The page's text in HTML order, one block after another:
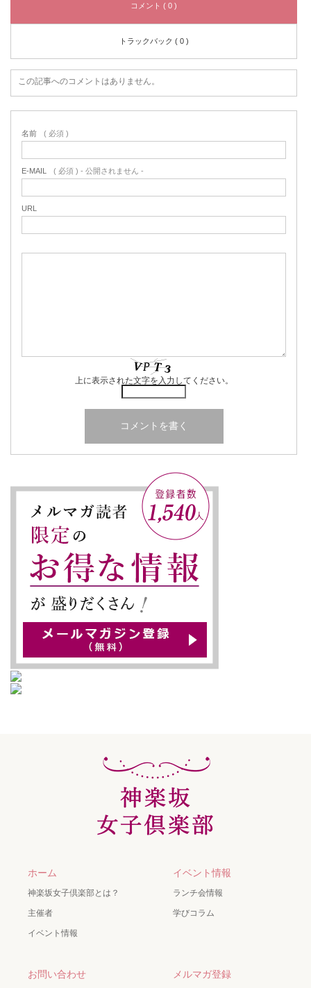
コメント ( 0 )
トラックバック ( 0 )
この記事へのコメントはありません。
名前 ( 必須 )
E-MAIL ( 必須 ) - 公開されません -
URL
上に表示された文字を入力してください。
ホーム
神楽坂女子倶楽部とは？
主催者
イベント情報
イベント情報
ランチ会情報
学びコラム
お問い合わせ メルマガ登録